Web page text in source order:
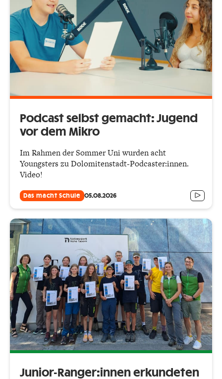
Podcast selbst gemacht: Jugend
vor dem Mikro
Im Rahmen der Sommer Uni wurden acht
Youngsters zu Dolomitenstadt-Podcaster:innen.
Video!
Das macht Schule 05.08.2026
Junior-Ranger:innen erkundeten